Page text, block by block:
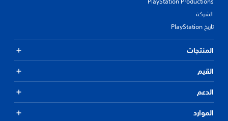
الشركة
تاريخ PlayStation
المنتجات
القيم
الدعم
الموارد